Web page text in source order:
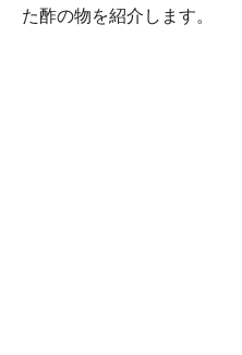
た酢の物を紹介します。